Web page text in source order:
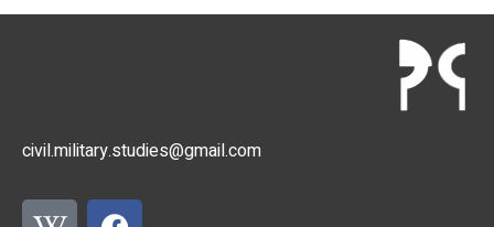
civil.military.studies@gmail.com